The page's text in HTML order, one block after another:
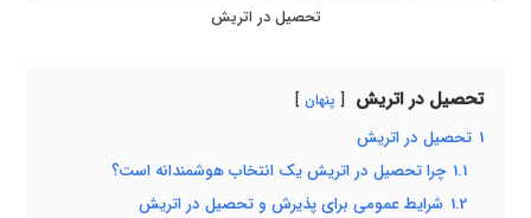
تحصیل در اتریش
تحصیل در اتریش پنهان
1 تحصیل در اتریش
1.1 چرا تحصیل در اتریش یک انتخاب هوشمندانه است؟
1.2 شرایط عمومی برای پذیرش و تحصیل در اتریش